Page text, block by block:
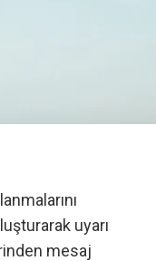
uyarı
mesaj